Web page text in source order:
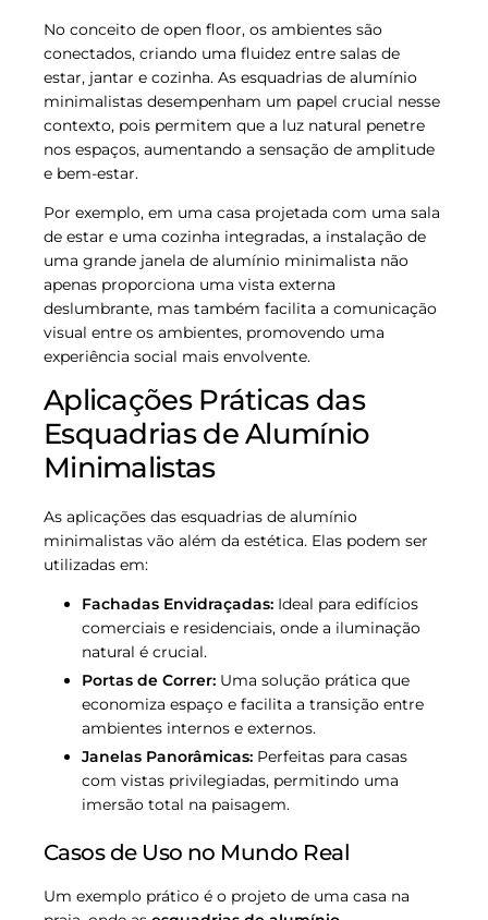
No conceito de open floor, os ambientes são
conectados, criando uma fluidez entre salas de
estar, jantar e cozinha. As esquadrias de alumínio
minimalistas desempenham um papel crucial nesse
contexto, pois permitem que a luz natural penetre
nos espaços, aumentando a sensação de amplitude
e bem-estar.
Por exemplo, em uma casa projetada com uma sala
de estar e uma cozinha integradas, a instalação de
uma grande janela de alumínio minimalista não
apenas proporciona uma vista externa
deslumbrante, mas também facilita a comunicação
visual entre os ambientes, promovendo uma
experiência social mais envolvente.
Aplicações Práticas das
Esquadrias de Alumínio
Minimalistas
As aplicações das esquadrias de alumínio
minimalistas vão além da estética. Elas podem ser
utilizadas em:
Fachadas Envidraçadas: Ideal para edifícios
comerciais e residenciais, onde a iluminação
natural é crucial.
Portas de Correr: Uma solução prática que
economiza espaço e facilita a transição entre
ambientes internos e externos.
Janelas Panorâmicas: Perfeitas para casas
com vistas privilegiadas, permitindo uma
imersão total na paisagem.
Casos de Uso no Mundo Real
Um exemplo prático é o projeto de uma casa na